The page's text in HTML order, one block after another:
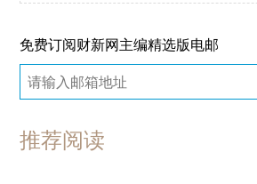
免费订阅财新网主编精选版电邮
推荐阅读